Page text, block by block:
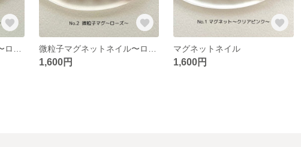
1,600円
マグネットネイル
1,600円